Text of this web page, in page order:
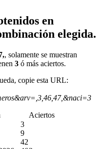
en
elegida.
, solamente se muestran
3 ó más aciertos.
copie esta URL:
Aciertos
3
9
42